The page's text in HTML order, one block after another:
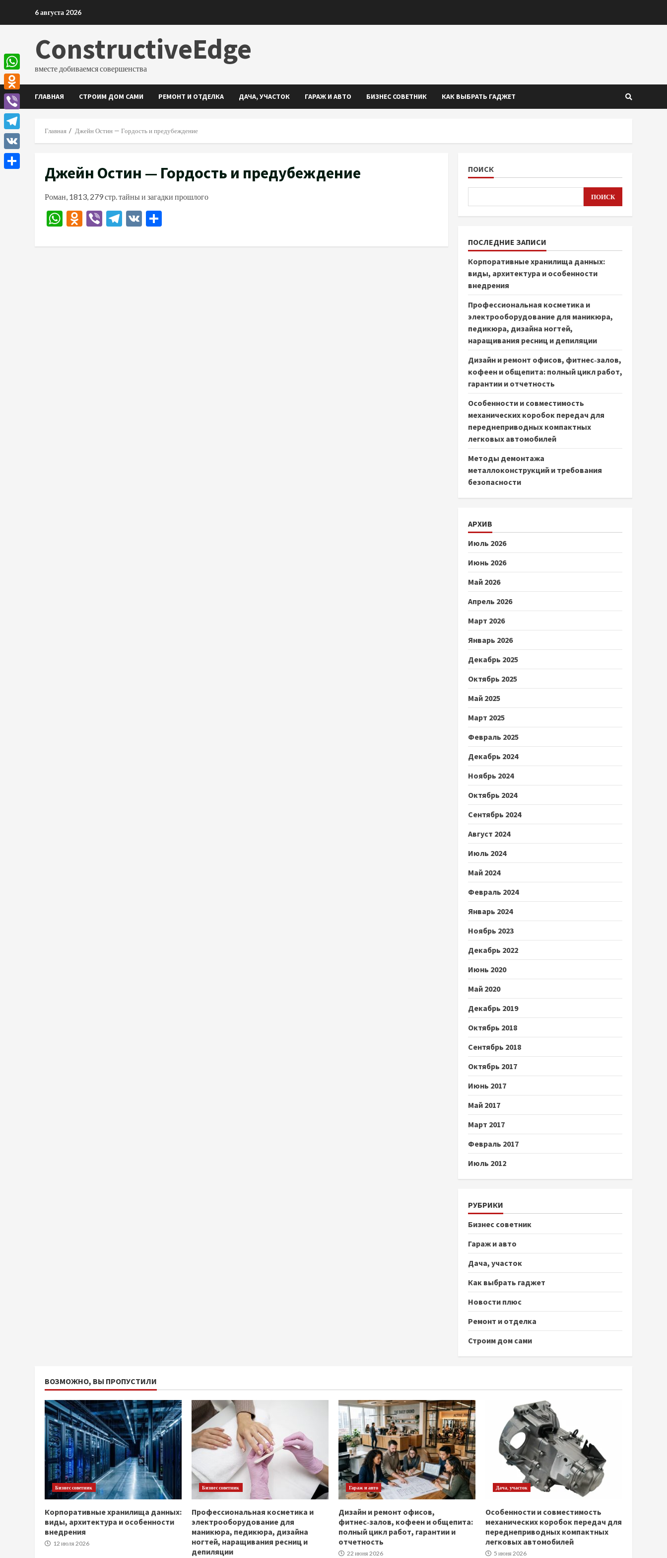
6 августа 2026
ConstructiveEdge
вместе добиваемся совершенства
ГЛАВНАЯ СТРОИМ ДОМ САМИ РЕМОНТ И ОТДЕЛКА ДАЧА, УЧАСТОК ГАРАЖ И АВТО БИЗНЕС СОВЕТНИК КАК ВЫБРАТЬ ГАДЖЕТ
Главная Джейн Остин — Гордость и предубеждение
Джейн Остин — Гордость и предубеждение
Роман, 1813, 279 стр. тайны и загадки прошлого
WhatsApp
Odnoklassniki
ViberTelegram
VK
ПОИСК
ПОИСК
ПОСЛЕДНИЕ ЗАПИСИ
Корпоративные хранилища данных:
виды, архитектура и особенности
внедрения
Профессиональная косметика и
электрооборудование для маникюра,
педикюра, дизайна ногтей,
наращивания ресниц и депиляции
Дизайн и ремонт офисов, фитнес‑залов,
кофеен и общепита: полный цикл работ,
гарантии и отчетность
Особенности и совместимость
механических коробок передач для
переднеприводных компактных
легковых автомобилей
Методы демонтажа
металлоконструкций и требования
безопасности
АРХИВ
Июль 2026
Июнь 2026
Май 2026
Апрель 2026
Март 2026
Январь 2026
Декабрь 2025
Октябрь 2025
Май 2025
Март 2025
Февраль 2025
Декабрь 2024
Ноябрь 2024
Октябрь 2024
Сентябрь 2024
Август 2024
Июль 2024
Май 2024
Февраль 2024
Январь 2024
Ноябрь 2023
Декабрь 2022
Июнь 2020
Май 2020
Декабрь 2019
Октябрь 2018
Сентябрь 2018
Октябрь 2017
Июнь 2017
Май 2017
Март 2017
Февраль 2017
Июль 2012
РУБРИКИ
Бизнес советник
Гараж и авто
Дача, участок
Как выбрать гаджет
Новости плюс
Ремонт и отделка
Строим дом сами
ВОЗМОЖНО, ВЫ ПРОПУСТИЛИ
Бизнес советник
Корпоративные хранилища данных:
виды, архитектура и особенности
внедрения
12 июля 2026
Бизнес советник
Профессиональная косметика и
электрооборудование для
маникюра, педикюра, дизайна
ногтей, наращивания ресниц и
депиляции
Гараж и авто
Дизайн и ремонт офисов,
фитнес‑залов, кофеен и общепита:
полный цикл работ, гарантии и
отчетность
22 июня 2026
Дача, участок
Особенности и совместимость
механических коробок передач для
переднеприводных компактных
легковых автомобилей
5 июня 2026
WhatsApp
Odnoklassniki
Viber
Telegram
VK